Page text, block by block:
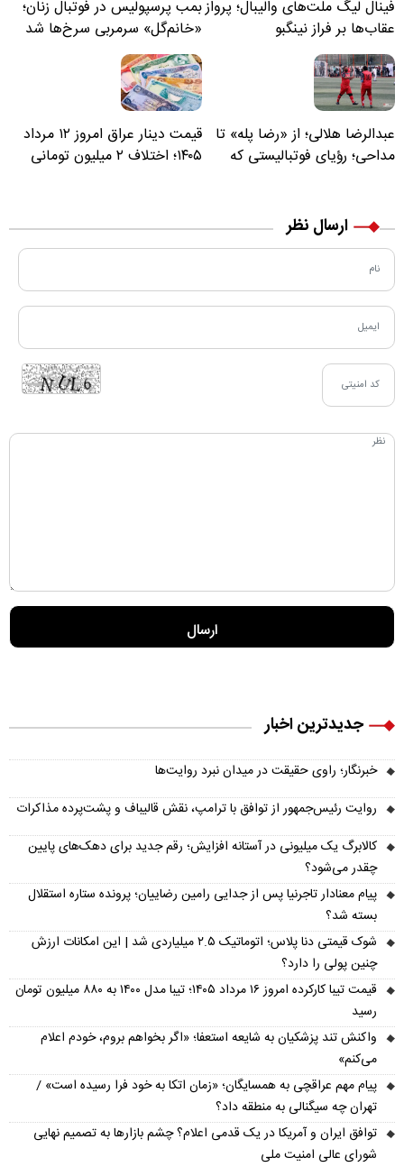
فینال لیگ ملت‌های والیبال؛ پرواز
عقاب‌ها بر فراز نینگبو
بمب پرسپولیس در فوتبال زنان؛
«خانم‌گل» سرمربی سرخ‌ها شد
عبدالرضا هلالی؛ از «رضا پله» تا
مداحی؛ رؤیای فوتبالیستی که
قیمت دینار عراق امروز ۱۲ مرداد
۱۴۰۵؛ اختلاف ۲ میلیون تومانی
ارسال نظر
جدیدترین اخبار
خبرنگار؛ راوی حقیقت در میدان نبرد روایت‌ها
روایت رئیس‌جمهور از توافق با ترامپ، نقش قالیباف و پشت‌پرده مذاکرات
کالابرگ یک میلیونی در آستانه افزایش؛ رقم جدید برای دهک‌های پایین
چقدر می‌شود؟
پیام معنادار تاجرنیا پس از جدایی رامین رضاییان؛ پرونده ستاره استقلال
بسته شد؟
شوک قیمتی دنا پلاس؛ اتوماتیک ۲.۵ میلیاردی شد | این امکانات ارزش
چنین پولی را دارد؟
قیمت تیبا کارکرده امروز ۱۶ مرداد ۱۴۰۵؛ تیبا مدل ۱۴۰۰ به ۸۸۰ میلیون تومان
رسید
واکنش تند پزشکیان به شایعه استعفا؛ «اگر بخواهم بروم، خودم اعلام
می‌کنم»
پیام مهم عراقچی به همسایگان؛ «زمان اتکا به خود فرا رسیده است» /
تهران چه سیگنالی به منطقه داد؟
توافق ایران و آمریکا در یک قدمی اعلام؟ چشم بازارها به تصمیم نهایی
شورای عالی امنیت ملی